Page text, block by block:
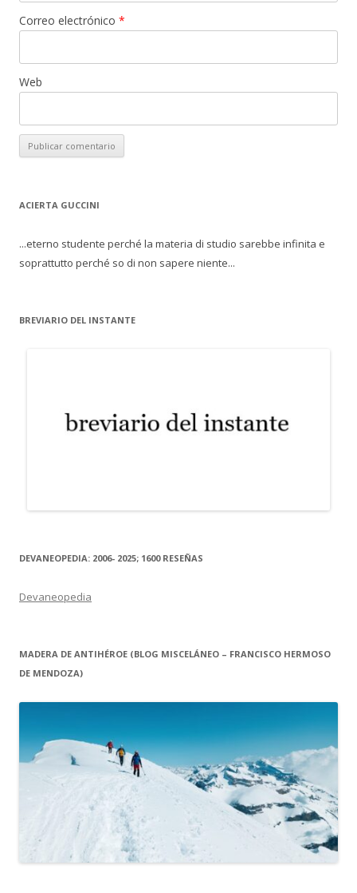
Correo electrónico *
Web
ACIERTA GUCCINI
...eterno studente perché la materia di studio sarebbe infinita e
soprattutto perché so di non sapere niente...
BREVIARIO DEL INSTANTE
DEVANEOPEDIA: 2006- 2025; 1600 RESEÑAS
Devaneopedia
MADERA DE ANTIHÉROE (BLOG MISCELÁNEO – FRANCISCO HERMOSO
DE MENDOZA)